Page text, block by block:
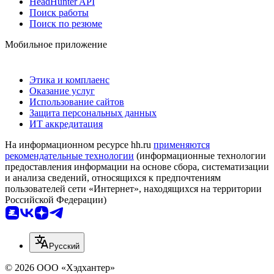
Поиск работы
Поиск по резюме
Мобильное приложение
Этика и комплаенс
Оказание услуг
Использование сайтов
Защита персональных данных
ИТ аккредитация
На информационном ресурсе hh.ru применяются
рекомендательные технологии (информационные технологии
предоставления информации на основе сбора, систематизации
и анализа сведений, относящихся к предпочтениям
пользователей сети «Интернет», находящихся на территории
Российской Федерации)
Русский
© 2026 ООО «Хэдхантер»